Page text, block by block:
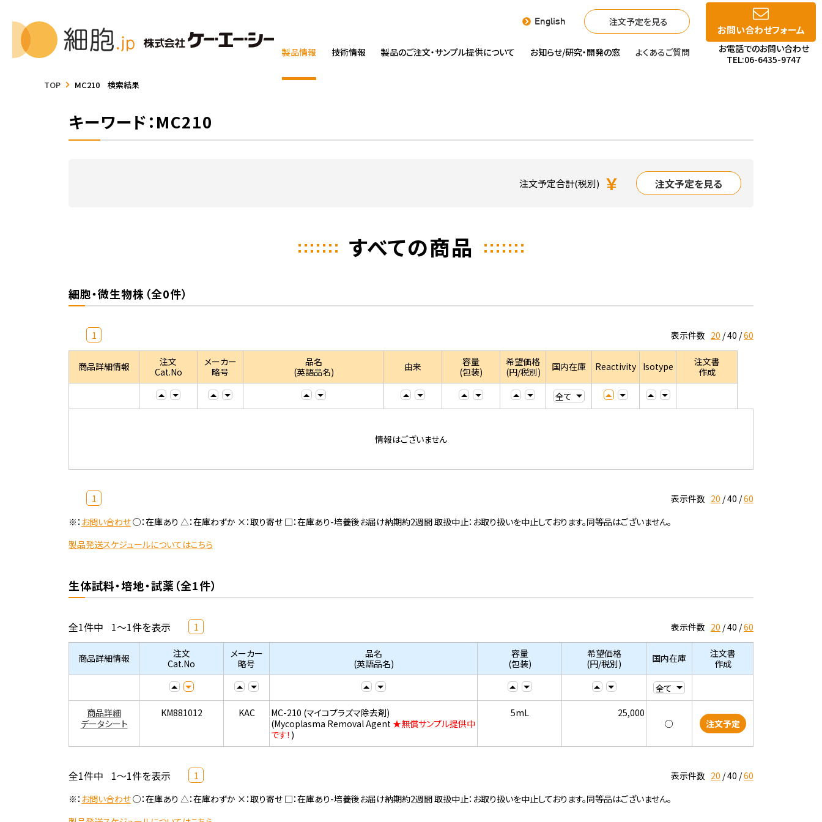
English 注文予定を見る
製品情報 技術情報 製品のご注文・サンプル提供について お知らせ/研究・開発の窓 よくあるご質問
お問い合わせフォーム
お電話でのお問い合わせ
TEL:06-6435-9747
TOP MC210 検索結果
キーワード：MC210
注文予定合計(税別) ￥ 注文予定を見る
すべての商品
細胞・微生物株（全0件）
1 表示件数 20 40 60
商品詳細情報
注文
Cat.No
メーカー
略号
品名
(英語品名)
由来
容量
(包装)
希望価格
(円/税別)
国内在庫 Reactivity Isotype
注文書
作成
情報はございません
1 表示件数 20 40 60
※： お問い合わせ○：在庫あり △：在庫わずか ×：取り寄せ □：在庫あり-培養後お届け納期約2週間 取扱中止：お取り扱いを中止しております。同等品はございません。
製品発送スケジュールについてはこちら
生体試料・培地・試薬（全1件）
全1件中 1～1件を表示 1 表示件数 20 40 60
商品詳細情報
注文
Cat.No
メーカー
略号
品名
(英語品名)
容量
(包装)
希望価格
(円/税別)
国内在庫
注文書
作成
商品詳細
データシート
KM881012 KAC
MC-210 (マイコプラズマ除去剤)
(Mycoplasma Removal Agent★無償サンプル提供中
です！ )
5mL
25,000
○
注文予定
全1件中 1～1件を表示 1 表示件数 20 40 60
※： お問い合わせ○：在庫あり △：在庫わずか ×：取り寄せ □：在庫あり-培養後お届け納期約2週間 取扱中止：お取り扱いを中止しております。同等品はございません。